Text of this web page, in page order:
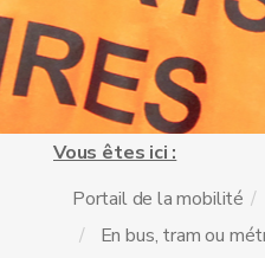
Vous êtes ici :
Portail de la mobilité
En bus, tram ou